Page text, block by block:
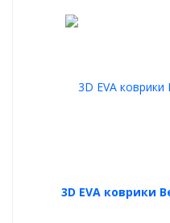
3D EVA коврики